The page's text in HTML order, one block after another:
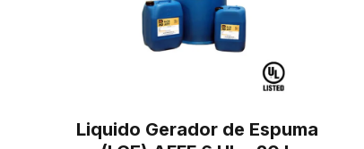
Liquido Gerador de Espuma